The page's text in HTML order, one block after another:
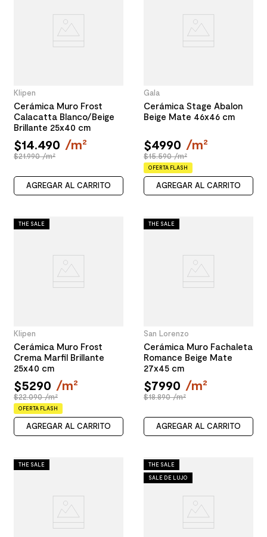
Klipen
Cerámica Muro Frost
Calacatta Blanco/Beige
Brillante 25x40 cm
$14.490 /m²
$21.990 /m²
AGREGAR AL CARRITO
Gala
Cerámica Stage Abalon
Beige Mate 46x46 cm
$4990 /m²
$15.590 /m²
OFERTA FLASH
AGREGAR AL CARRITO
THE SALE
Klipen
Cerámica Muro Frost
Crema Marfil Brillante
25x40 cm
$5290 /m²
$22.090 /m²
OFERTA FLASH
AGREGAR AL CARRITO
THE SALE
San Lorenzo
Cerámica Muro Fachaleta
Romance Beige Mate
27x45 cm
$7990 /m²
$18.890 /m²
AGREGAR AL CARRITO
THE SALE
THE SALE
SALE DE LUJO